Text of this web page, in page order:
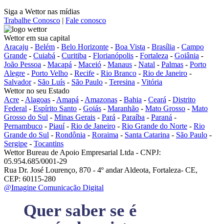
Siga a Wettor nas mídias
Trabalhe Conosco | Fale conosco
Wettor em sua capital
Aracaju - Belém - Belo Horizonte - Boa Vista - Brasília - Campo
Grande - Cuiabá - Curitiba - Florianópolis - Fortaleza - Goiânia -
João Pessoa - Macapá - Maceió - Manaus - Natal - Palmas - Porto
Alegre - Porto Velho - Recife - Rio Branco - Rio de Janeiro -
Salvador- São Luís - São Paulo - Teresina - Vitória
Wettor no seu Estado
Acre - Alagoas - Amapá - Amazonas - Bahia - Ceará - Distrito
Federal - Espírito Santo - Goiás - Maranhão - Mato Grosso - Mato
Grosso do Sul - Minas Gerais - Pará - Paraíba - Paraná -
Pernambuco - Piauí- Rio de Janeiro - Rio Grande do Norte - Rio
Grande do Sul - Rondônia - Roraima - Santa Catarina - São Paulo -
Sergipe - Tocantins
Wettor Bureau de Apoio Empresarial Ltda - CNPJ:
05.954.685/0001-29
Rua Dr. José Lourenço, 870 - 4º andar Aldeota, Fortaleza- CE,
CEP: 60115-280
@Imagine Comunicação Digital
Quer saber se é